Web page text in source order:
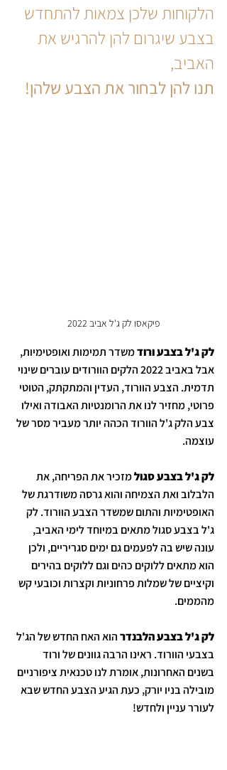
הלקוחות שלכן צמאות להתחדש
בצבע שיגרום להן להרגיש את
האביב,
תנו להן לבחור את הצבע שלהן!
פיקאסו לק ג'ל אביב 2022
לק ג'ל בצבע ורוד משדר תמימות ואופטימיות,
אבל באביב 2022 הלקים הוורודים עוברים שינוי
תדמית. הצבע הוורוד, העדין והמתקתק, הטוטי
פרוטי, מחזיר לנו את הרומנטיות האבודה ואילו
צבע הלק ג'ל הוורוד הכהה יותר מעביר מסר של
עוצמה.
לק ג'ל בצבע סגול מזכיר את הפריחה, את
הלבלוב ואת הצמיחה והוא גרסה משודרגת של
האופטימיות והתום שמשדר הצבע הוורוד. לק
ג'ל בצבע סגול מתאים במיוחד לימי האביב,
עונה שיש בה לפעמים גם ימים סגריריים, ולכן
הוא מתאים ללוקים כהים וגם ללוקים בהירים
וקיציים של שמלות פרחוניות וקצרות וכובעי קש
מהממים.
לק ג'ל בצבע הלבנדר הוא האח החדש של הג'ל
בצבעי הוורוד. ראינו הרבה גוונים של ורוד
בשנים האחרונות, אומרת לנו טכנאית ציפורניים
מובילה בניו יורק, כעת הגיע הצבע החדש שבא
לעורר עניין ולחדש!